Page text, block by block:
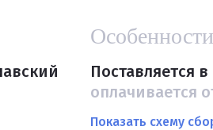
Особенности
Поставляется
оплачивается
Показать схему